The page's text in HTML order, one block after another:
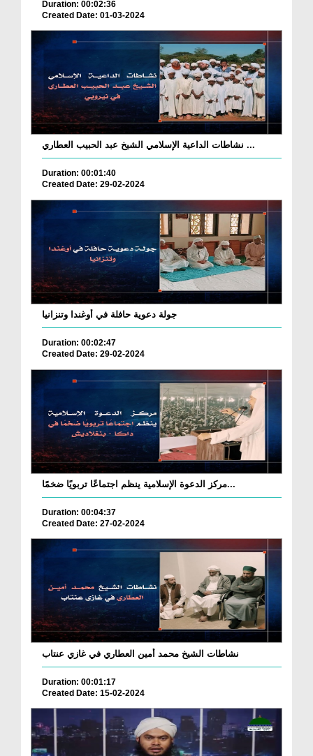
Duration: 00:02:36
Created Date: 01-03-2024
نشاطات الداعية الإسلامي الشيخ عبد الحبيب العطاري ...
Duration: 00:01:40
Created Date: 29-02-2024
جولة دعوية حافلة في أوغندا وتنزانيا
Duration: 00:02:47
Created Date: 29-02-2024
مركز الدعوة الإسلامية ينظم اجتماعًا تربويًا ضخمًا...
Duration: 00:04:37
Created Date: 27-02-2024
نشاطات الشيخ محمد أمين العطاري في غازي عنتاب
Duration: 00:01:17
Created Date: 15-02-2024